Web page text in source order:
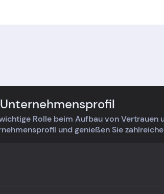
Rolle beim Aufbau von Vertrauen
und genießen Sie